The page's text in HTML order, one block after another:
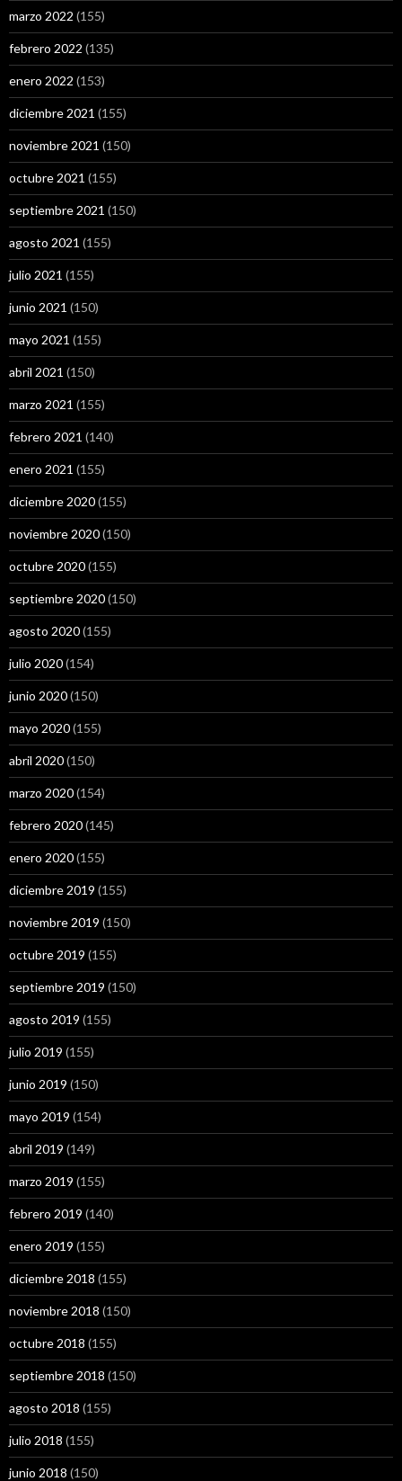
marzo 2022 (155)
febrero 2022 (135)
enero 2022 (153)
diciembre 2021 (155)
noviembre 2021 (150)
octubre 2021 (155)
septiembre 2021 (150)
agosto 2021 (155)
julio 2021 (155)
junio 2021 (150)
mayo 2021 (155)
abril 2021 (150)
marzo 2021 (155)
febrero 2021 (140)
enero 2021 (155)
diciembre 2020(155)
noviembre 2020(150)
octubre 2020(155)
septiembre 2020(150)
agosto 2020(155)
julio 2020(154)
junio 2020(150)
mayo 2020(155)
abril 2020(150)
marzo 2020(154)
febrero 2020(145)
enero 2020(155)
diciembre 2019 (155)
noviembre 2019 (150)
octubre 2019 (155)
septiembre 2019 (150)
agosto 2019 (155)
julio 2019 (155)
junio 2019 (150)
mayo 2019 (154)
abril 2019 (149)
marzo 2019 (155)
febrero 2019 (140)
enero 2019 (155)
diciembre 2018 (155)
noviembre 2018 (150)
octubre 2018 (155)
septiembre 2018 (150)
agosto 2018 (155)
julio 2018 (155)
junio 2018 (150)